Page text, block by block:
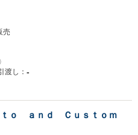
売
渡し： -
ｏ ａｎｄ Ｃｕｓｔｏｍ